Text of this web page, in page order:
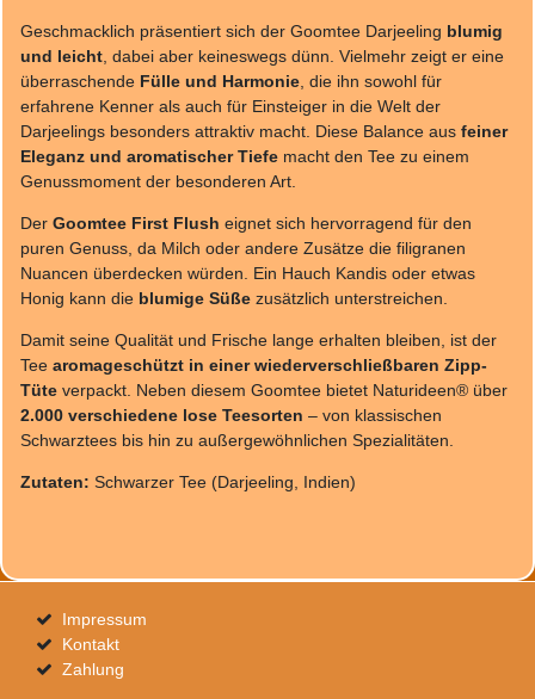
Geschmacklich präsentiert sich der Goomtee Darjeeling blumig
und leicht , dabei aber keineswegs dünn. Vielmehr zeigt er eine
überraschende Fülle und Harmonie , die ihn sowohl für
erfahrene Kenner als auch für Einsteiger in die Welt der
Darjeelings besonders attraktiv macht. Diese Balance aus feiner
Eleganz und aromatischer Tiefe macht den Tee zu einem
Genussmoment der besonderen Art.
Der Goomtee First Flush eignet sich hervorragend für den
puren Genuss, da Milch oder andere Zusätze die filigranen
Nuancen überdecken würden. Ein Hauch Kandis oder etwas
Honig kann die blumige Süße zusätzlich unterstreichen.
Damit seine Qualität und Frische lange erhalten bleiben, ist der
Tee aromageschützt in einer wiederverschließbaren Zipp-
Tüte verpackt. Neben diesem Goomtee bietet Naturideen® über
2.000 verschiedene lose Teesorten – von klassischen
Schwarztees bis hin zu außergewöhnlichen Spezialitäten.
Zutaten: Schwarzer Tee (Darjeeling, Indien)
Impressum
Kontakt
Zahlung